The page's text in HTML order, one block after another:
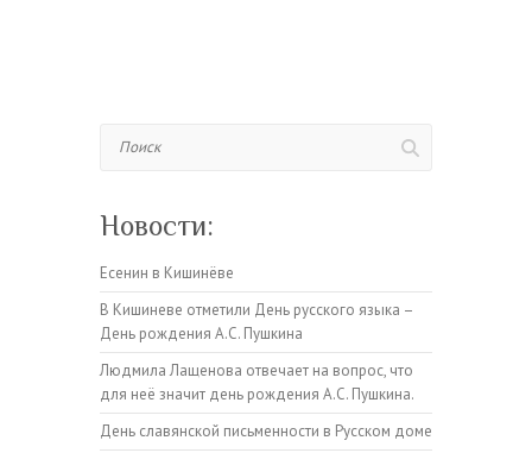
Новости:
Есенин в Кишинёве
В Кишиневе отметили День русского языка –
День рождения А.С. Пушкина
Людмила Лащенова отвечает на вопрос, что
для неё значит день рождения А.С. Пушкина.
День славянской письменности в Русском доме